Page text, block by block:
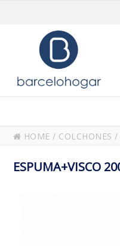
HOME / COLCHONES /
ESPUMA+VISCO